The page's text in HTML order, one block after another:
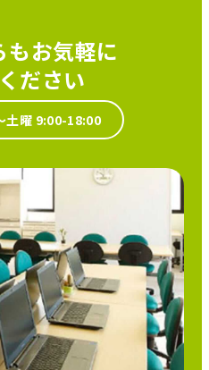
もお気軽に
ださい
土曜 9:00-18:00